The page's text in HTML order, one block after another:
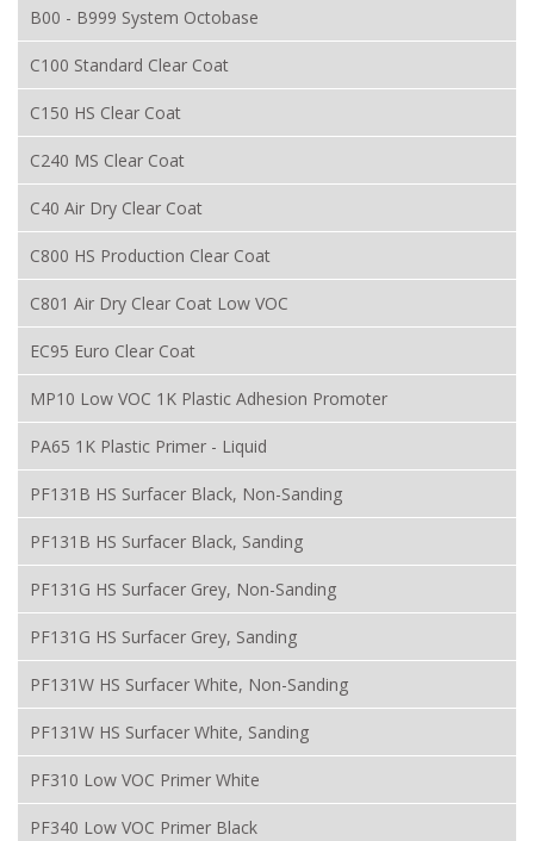
B00 - B999 System Octobase
C100 Standard Clear Coat
C150 HS Clear Coat
C240 MS Clear Coat
C40 Air Dry Clear Coat
C800 HS Production Clear Coat
C801 Air Dry Clear Coat Low VOC
EC95 Euro Clear Coat
MP10 Low VOC 1K Plastic Adhesion Promoter
PA65 1K Plastic Primer - Liquid
PF131B HS Surfacer Black, Non-Sanding
PF131B HS Surfacer Black, Sanding
PF131G HS Surfacer Grey, Non-Sanding
PF131G HS Surfacer Grey, Sanding
PF131W HS Surfacer White, Non-Sanding
PF131W HS Surfacer White, Sanding
PF310 Low VOC Primer White
PF340 Low VOC Primer Black